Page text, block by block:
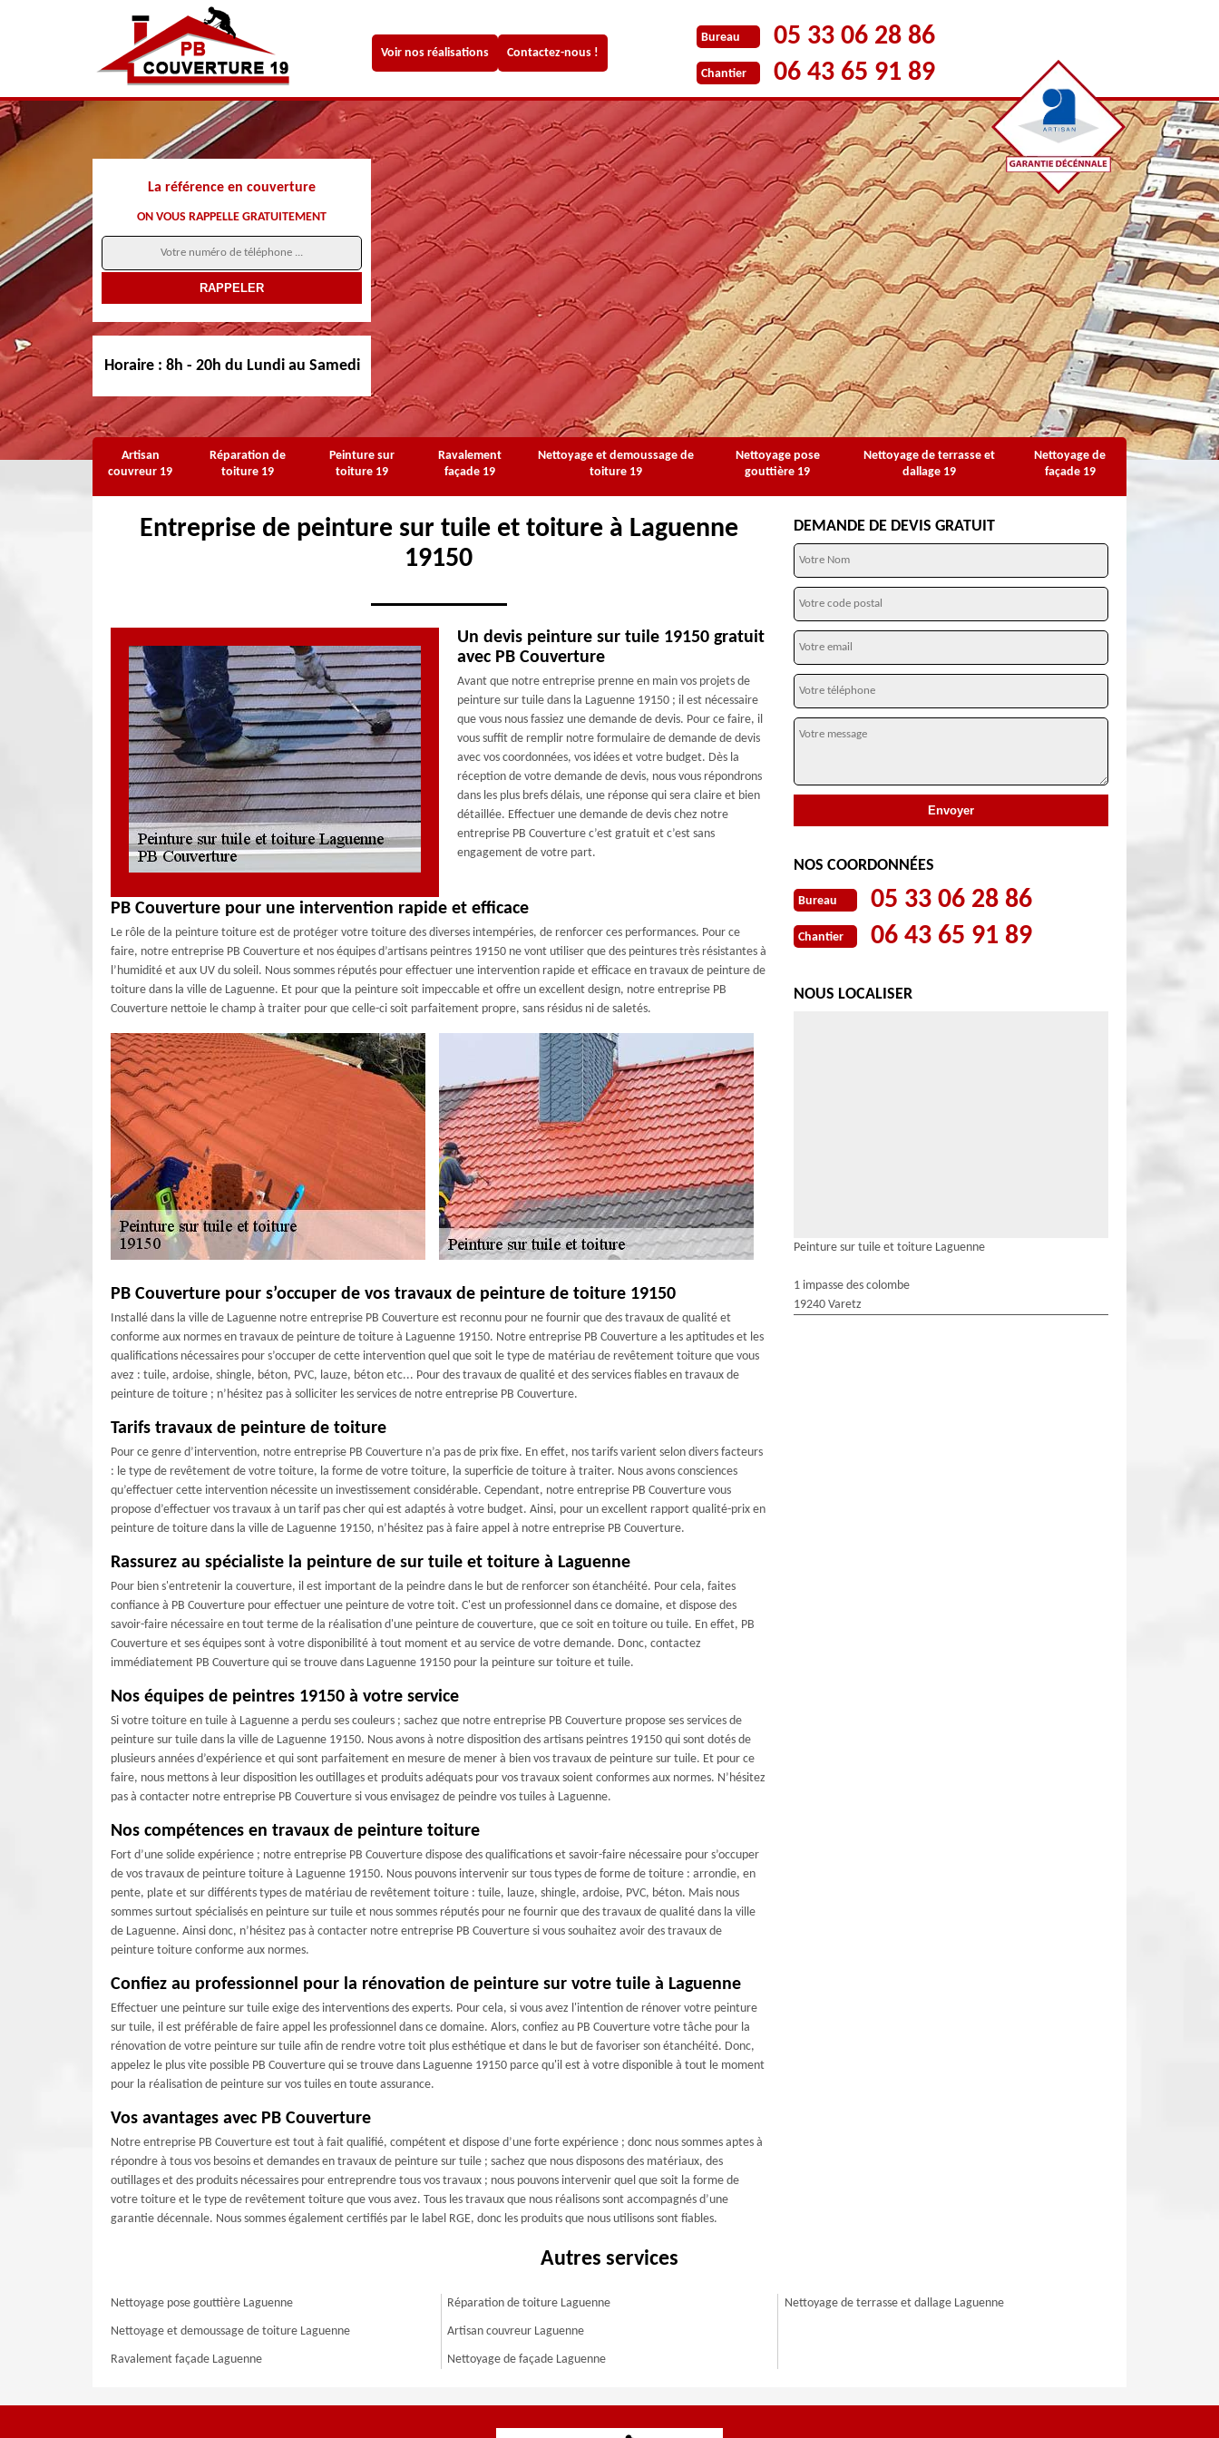
Voir nos réalisations Contactez-nous !
Bureau 05 33 06 28 86
Chantier 06 43 65 91 89
La référence en couverture
ON VOUS RAPPELLE GRATUITEMENT
Horaire : 8h - 20h du Lundi au Samedi
Artisan
couvreur 19
Réparation de
toiture 19
Peinture sur
toiture 19
Ravalement
façade 19
Nettoyage et demoussage de
toiture 19
Nettoyage pose
gouttière 19
Nettoyage de terrasse et
dallage 19
Nettoyage de
façade 19
Entreprise de peinture sur tuile et toiture à Laguenne
19150
Un devis peinture sur tuile 19150 gratuit
avec PB Couverture
Avant que notre entreprise prenne en main vos projets de
peinture sur tuile dans la Laguenne 19150 ; il est nécessaire
que vous nous fassiez une demande de devis. Pour ce faire, il
vous suffit de remplir notre formulaire de demande de devis
avec vos coordonnées, vos idées et votre budget. Dès la
réception de votre demande de devis, nous vous répondrons
dans les plus brefs délais, une réponse qui sera claire et bien
détaillée. Effectuer une demande de devis chez notre
entreprise PB Couverture c’est gratuit et c’est sans
engagement de votre part.
PB Couverture pour une intervention rapide et efficace
Le rôle de la peinture toiture est de protéger votre toiture des diverses intempéries, de renforcer ces performances. Pour ce
faire, notre entreprise PB Couverture et nos équipes d’artisans peintres 19150 ne vont utiliser que des peintures très résistantes à
l’humidité et aux UV du soleil. Nous sommes réputés pour effectuer une intervention rapide et efficace en travaux de peinture de
toiture dans la ville de Laguenne. Et pour que la peinture soit impeccable et offre un excellent design, notre entreprise PB
Couverture nettoie le champ à traiter pour que celle-ci soit parfaitement propre, sans résidus ni de saletés.
PB Couverture pour s’occuper de vos travaux de peinture de toiture 19150
Installé dans la ville de Laguenne notre entreprise PB Couverture est reconnu pour ne fournir que des travaux de qualité et
conforme aux normes en travaux de peinture de toiture à Laguenne 19150. Notre entreprise PB Couverture a les aptitudes et les
qualifications nécessaires pour s’occuper de cette intervention quel que soit le type de matériau de revêtement toiture que vous
avez : tuile, ardoise, shingle, béton, PVC, lauze, béton etc... Pour des travaux de qualité et des services fiables en travaux de
peinture de toiture ; n’hésitez pas à solliciter les services de notre entreprise PB Couverture.
Tarifs travaux de peinture de toiture
Pour ce genre d’intervention, notre entreprise PB Couverture n’a pas de prix fixe. En effet, nos tarifs varient selon divers facteurs
: le type de revêtement de votre toiture, la forme de votre toiture, la superficie de toiture à traiter. Nous avons consciences
qu’effectuer cette intervention nécessite un investissement considérable. Cependant, notre entreprise PB Couverture vous
propose d’effectuer vos travaux à un tarif pas cher qui est adaptés à votre budget. Ainsi, pour un excellent rapport qualité-prix en
peinture de toiture dans la ville de Laguenne 19150, n’hésitez pas à faire appel à notre entreprise PB Couverture.
Rassurez au spécialiste la peinture de sur tuile et toiture à Laguenne
Pour bien s'entretenir la couverture, il est important de la peindre dans le but de renforcer son étanchéité. Pour cela, faites
confiance à PB Couverture pour effectuer une peinture de votre toit. C'est un professionnel dans ce domaine, et dispose des
savoir-faire nécessaire en tout terme de la réalisation d'une peinture de couverture, que ce soit en toiture ou tuile. En effet, PB
Couverture et ses équipes sont à votre disponibilité à tout moment et au service de votre demande. Donc, contactez
immédiatement PB Couverture qui se trouve dans Laguenne 19150 pour la peinture sur toiture et tuile.
Nos équipes de peintres 19150 à votre service
Si votre toiture en tuile à Laguenne a perdu ses couleurs ; sachez que notre entreprise PB Couverture propose ses services de
peinture sur tuile dans la ville de Laguenne 19150. Nous avons à notre disposition des artisans peintres 19150 qui sont dotés de
plusieurs années d’expérience et qui sont parfaitement en mesure de mener à bien vos travaux de peinture sur tuile. Et pour ce
faire, nous mettons à leur disposition les outillages et produits adéquats pour vos travaux soient conformes aux normes. N’hésitez
pas à contacter notre entreprise PB Couverture si vous envisagez de peindre vos tuiles à Laguenne.
Nos compétences en travaux de peinture toiture
Fort d’une solide expérience ; notre entreprise PB Couverture dispose des qualifications et savoir-faire nécessaire pour s’occuper
de vos travaux de peinture toiture à Laguenne 19150. Nous pouvons intervenir sur tous types de forme de toiture : arrondie, en
pente, plate et sur différents types de matériau de revêtement toiture : tuile, lauze, shingle, ardoise, PVC, béton. Mais nous
sommes surtout spécialisés en peinture sur tuile et nous sommes réputés pour ne fournir que des travaux de qualité dans la ville
de Laguenne. Ainsi donc, n’hésitez pas à contacter notre entreprise PB Couverture si vous souhaitez avoir des travaux de
peinture toiture conforme aux normes.
Confiez au professionnel pour la rénovation de peinture sur votre tuile à Laguenne
Effectuer une peinture sur tuile exige des interventions des experts. Pour cela, si vous avez l'intention de rénover votre peinture
sur tuile, il est préférable de faire appel les professionnel dans ce domaine. Alors, confiez au PB Couverture votre tâche pour la
rénovation de votre peinture sur tuile afin de rendre votre toit plus esthétique et dans le but de favoriser son étanchéité. Donc,
appelez le plus vite possible PB Couverture qui se trouve dans Laguenne 19150 parce qu'il est à votre disponible à tout le moment
pour la réalisation de peinture sur vos tuiles en toute assurance.
Vos avantages avec PB Couverture
Notre entreprise PB Couverture est tout à fait qualifié, compétent et dispose d’une forte expérience ; donc nous sommes aptes à
répondre à tous vos besoins et demandes en travaux de peinture sur tuile ; sachez que nous disposons des matériaux, des
outillages et des produits nécessaires pour entreprendre tous vos travaux ; nous pouvons intervenir quel que soit la forme de
votre toiture et le type de revêtement toiture que vous avez. Tous les travaux que nous réalisons sont accompagnés d’une
garantie décennale. Nous sommes également certifiés par le label RGE, donc les produits que nous utilisons sont fiables.
DEMANDE DE DEVIS GRATUIT
NOS COORDONNÉES
Bureau 05 33 06 28 86
Chantier 06 43 65 91 89
NOUS LOCALISER
Peinture sur tuile et toiture Laguenne
1 impasse des colombe
19240 Varetz
Autres services
Nettoyage pose gouttière Laguenne
Nettoyage et demoussage de toiture Laguenne
Ravalement façade Laguenne
Réparation de toiture Laguenne
Artisan couvreur Laguenne
Nettoyage de façade Laguenne
Nettoyage de terrasse et dallage Laguenne